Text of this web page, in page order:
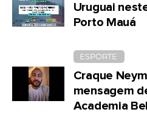
Uruguai
Porto Mauá
ESPORTE
Craque
mensagem
Academia